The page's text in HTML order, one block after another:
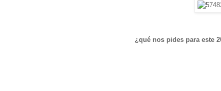
¿qué nos pides para este